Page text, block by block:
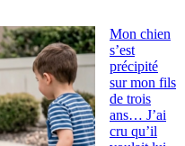
Mon chien
s’est
précipité
sur mon fils
de trois
ans… J’ai
cru qu’il